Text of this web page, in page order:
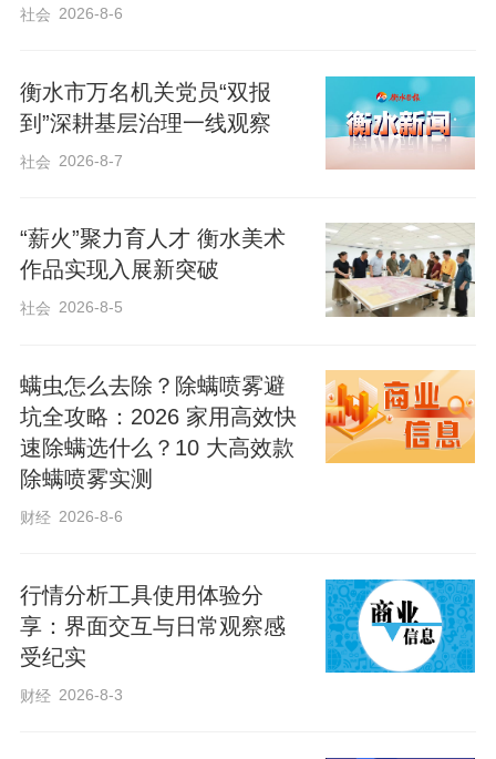
叶、宠物粪便放入蚯蚓塔中，将其转化为
生活中。
社会 2026-8-6
衡水市万名机关党员“双报
到”深耕基层治理一线观察
社会 2026-8-7
“薪火”聚力育人才 衡水美术
作品实现入展新突破
社会 2026-8-5
螨虫怎么去除？除螨喷雾避
坑全攻略：2026 家用高效快
速除螨选什么？10 大高效款
除螨喷雾实测
财经 2026-8-6
行情分析工具使用体验分
享：界面交互与日常观察感
受纪实
财经 2026-8-3